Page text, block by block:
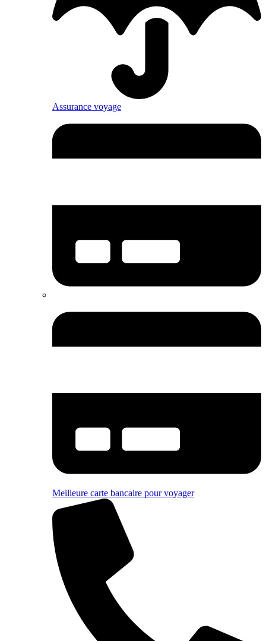
Assurance voyage
Meilleure carte bancaire pour voyager